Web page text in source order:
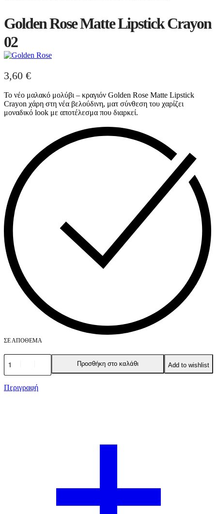
Golden Rose Matte Lipstick Crayon
02
3,60 €
Το νέο μαλακό μολύβι – κραγιόν Golden Rose Matte Lipstick
Crayon χάρη στη νέα βελούδινη, ματ σύνθεση του χαρίζει
μοναδικό look με αποτέλεσμα που διαρκεί.
ΣΕ ΑΠΌΘΕΜΑ
Golden
Rose
Matte
Lipstick
Crayon
Προσθήκη στο καλάθι Add to wishlist
Περιγραφή